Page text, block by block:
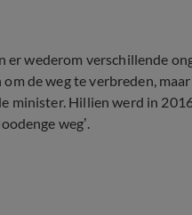
er wederom verschillende
de weg te verbreden,
minister. Hillien werd in 2016
weg’.